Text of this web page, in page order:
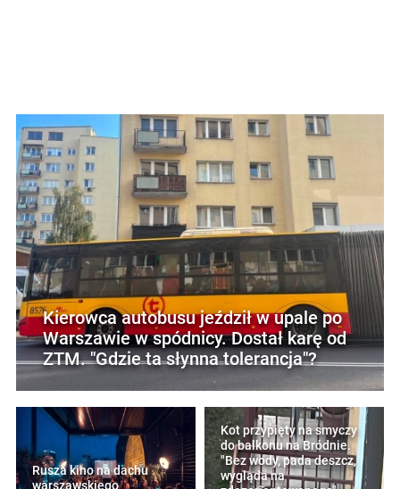
Kierowca autobusu jeździł w upale po
Warszawie w spódnicy. Dostał karę od
ZTM. "Gdzie ta słynna tolerancja"?
Rusza kino na dachu
warszawskiego
Kot przypięty na smyczy
do balkonu na Bródnie.
"Bez wody, pada deszcz,
wygląda na